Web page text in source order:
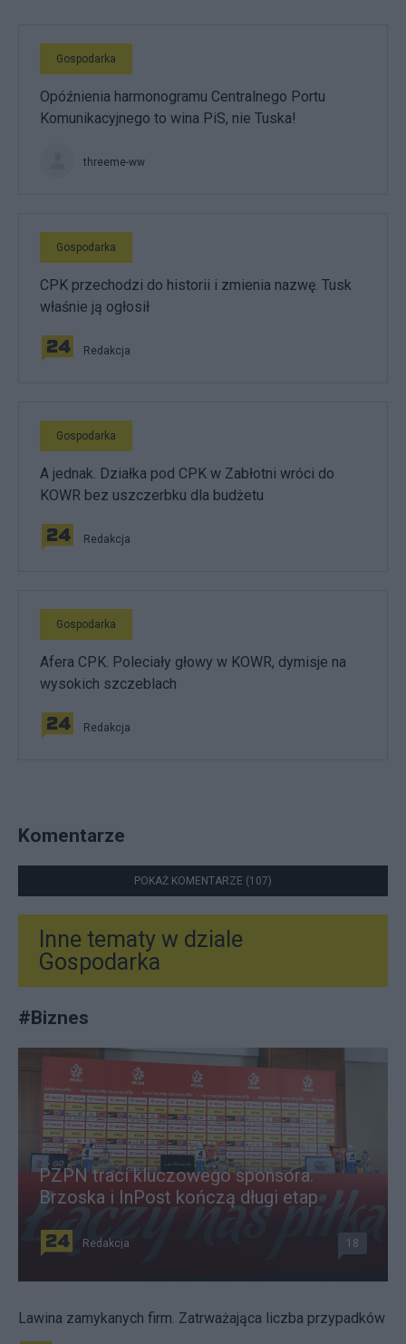
Gospodarka
Opóźnienia harmonogramu Centralnego Portu
Komunikacyjnego to wina PiS, nie Tuska!
threeme-ww
Gospodarka
CPK przechodzi do historii i zmienia nazwę. Tusk
właśnie ją ogłosił
Redakcja
Gospodarka
A jednak. Działka pod CPK w Zabłotni wróci do
KOWR bez uszczerbku dla budżetu
Redakcja
Gospodarka
Afera CPK. Poleciały głowy w KOWR, dymisje na
wysokich szczeblach
Redakcja
Komentarze
POKAŻ KOMENTARZE (107)
Inne tematy w dziale
Gospodarka
#Biznes
PZPN traci kluczowego sponsora.
Brzoska i InPost kończą długi etap
Redakcja 18
Lawina zamykanych firm. Zatrważająca liczba przypadków